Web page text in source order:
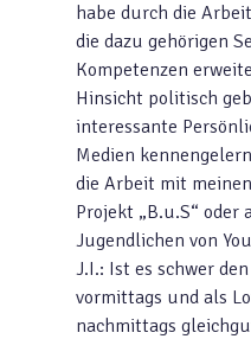
habe durch die
die dazu gehörigen
Kompetenzen
Hinsicht politisch
interessante
Medien
die Arbeit mit
Projekt „B.u.S“ oder
Jugendlichen von
J.I.: Ist es schwer den
vormittags und als
nachmittags